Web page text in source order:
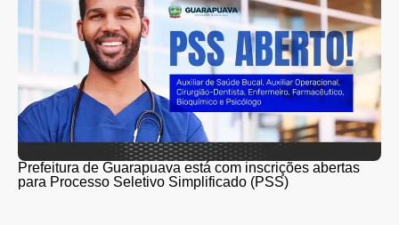
Prefeitura de Guarapuava está com inscrições abertas
para Processo Seletivo Simplificado (PSS)